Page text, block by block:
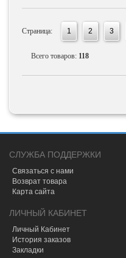
Страница: 1 2 3
Всего товаров: 118
СЛУЖБА ПОДДЕРЖКИ
Связаться с нами
Возврат товара
Карта сайта
ЛИЧНЫЙ КАБИНЕТ
Личный Кабинет
История заказов
Закладки